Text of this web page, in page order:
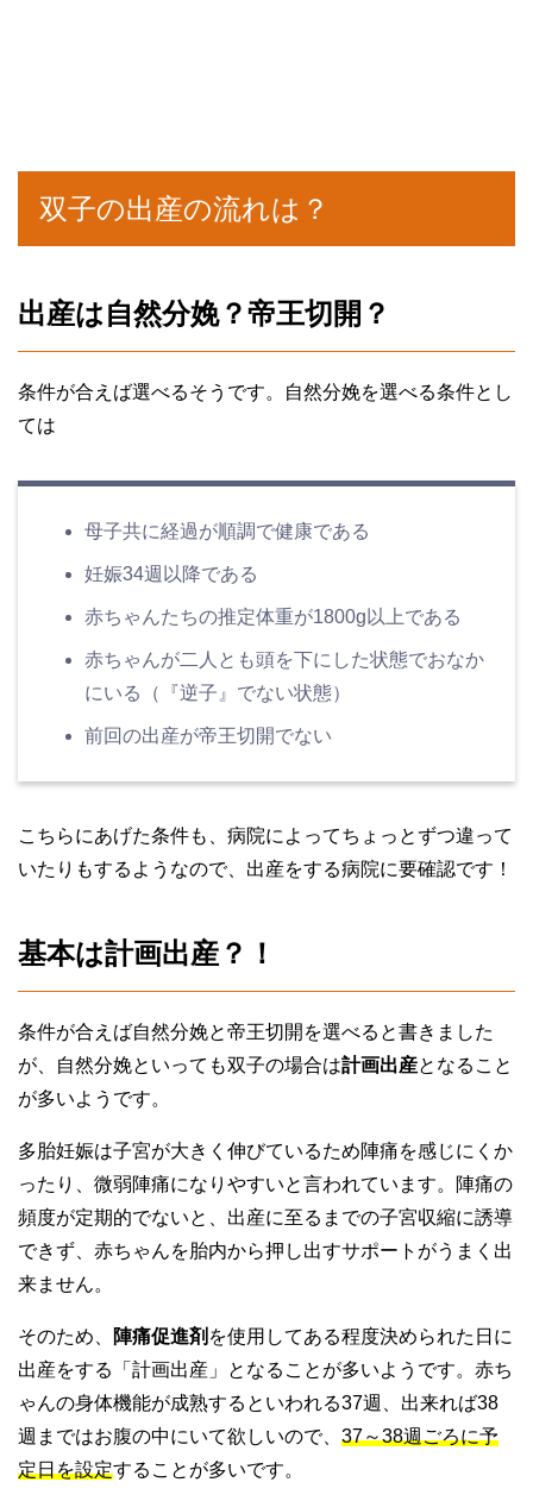
双子の出産の流れは？
出産は自然分娩？帝王切開？
条件が合えば選べるそうです。自然分娩を選べる条件とし
ては
母子共に経過が順調で健康である
妊娠34週以降である
赤ちゃんたちの推定体重が1800g以上である
赤ちゃんが二人とも頭を下にした状態でおなか
にいる（『逆子』でない状態）
前回の出産が帝王切開でない
こちらにあげた条件も、病院によってちょっとずつ違って
いたりもするようなので、出産をする病院に要確認です！
基本は計画出産？！
条件が合えば自然分娩と帝王切開を選べると書きました
が、自然分娩といっても双子の場合は計画出産となること
が多いようです。
多胎妊娠は子宮が大きく伸びているため陣痛を感じにくか
ったり、微弱陣痛になりやすいと言われています。陣痛の
頻度が定期的でないと、出産に至るまでの子宮収縮に誘導
できず、赤ちゃんを胎内から押し出すサポートがうまく出
来ません。
そのため、 陣痛促進剤 を使用してある程度決められた日に
出産をする「計画出産」となることが多いようです。赤ち
ゃんの身体機能が成熟するといわれる37週、出来れば38
週まではお腹の中にいて欲しいので、 37～38週ごろに予
定日を設定することが多いです。